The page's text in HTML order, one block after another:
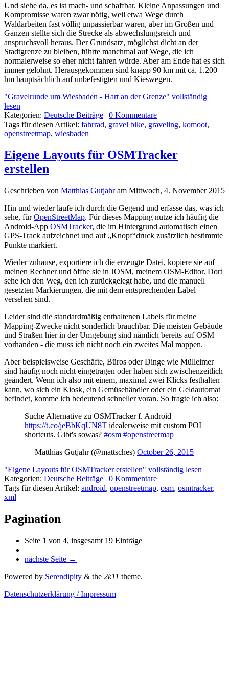
Und siehe da, es ist mach- und schaffbar. Kleine Anpassungen und
Kompromisse waren zwar nötig, weil etwa Wege durch
Waldarbeiten fast völlig unpassierbar waren, aber im Großen und
Ganzen stellte sich die Strecke als abwechslungsreich und
anspruchsvoll heraus. Der Grundsatz, möglichst dicht an der
Stadtgrenze zu bleiben, führte manchmal auf Wege, die ich
normalerweise so eher nicht fahren würde. Aber am Ende hat es sich
immer gelohnt. Herausgekommen sind knapp 90 km mit ca. 1.200
hm hauptsächlich auf unbefestigten und Kieswegen.
"Gravelrunde um Wiesbaden - Hart an der Grenze" vollständig
lesen
Kategorien: Deutsche Beiträge | 0 Kommentare
Tags für diesen Artikel: fahrrad, gravel bike, graveling, komoot,
openstreetmap, wiesbaden
Eigene Layouts für OSMTracker
erstellen
Geschrieben von Matthias Gutjahram Mittwoch, 4. November 2015
Hin und wieder laufe ich durch die Gegend und erfasse das, was ich
sehe, fürOpenStreetMap. Für dieses Mapping nutze ich häufig die
Android-App OSMTracker, die im Hintergrund automatisch einen
GPS-Track aufzeichnet und auf „Knopf“druck zusätzlich bestimmte
Punkte markiert.
Wieder zuhause, exportiere ich die erzeugte Datei, kopiere sie auf
meinen Rechner und öffne sie in JOSM, meinem OSM-Editor. Dort
sehe ich den Weg, den ich zurückgelegt habe, und die manuell
gesetzten Markierungen, die mit dem entsprechenden Label
versehen sind.
Leider sind die standardmäßig enthaltenen Labels für meine
Mapping-Zwecke nicht sonderlich brauchbar. Die meisten Gebäude
und Straßen hier in der Umgebung sind nämlich bereits auf OSM
vorhanden - die muss ich nicht noch ein zweites Mal mappen.
Aber beispielsweise Geschäfte, Büros oder Dinge wie Mülleimer
sind häufig noch nicht eingetragen oder haben sich zwischenzeitlich
geändert. Wenn ich also mit einem, maximal zwei Klicks festhalten
kann, wo sich ein Kiosk, ein Gemüsehändler oder ein Geldautomat
befindet, komme ich bedeutend schneller voran. So fragte ich also:
Suche Alternative zu OSMTracker f. Android
https://t.co/jeBbKqUN8T idealerweise mit custom POI
shortcuts. Gibt's sowas? #osm #openstreetmap
— Matthias Gutjahr (@mattsches) October 26, 2015
"Eigene Layouts für OSMTracker erstellen" vollständig lesen
Kategorien: Deutsche Beiträge | 0 Kommentare
Tags für diesen Artikel: android, openstreetmap, osm, osmtracker,
xml
Pagination
Seite 1 von 4, insgesamt 19 Einträge
nächste Seite →
Powered by Serendipity & the 2k11 theme.
Datenschutzerklärung / Impressum